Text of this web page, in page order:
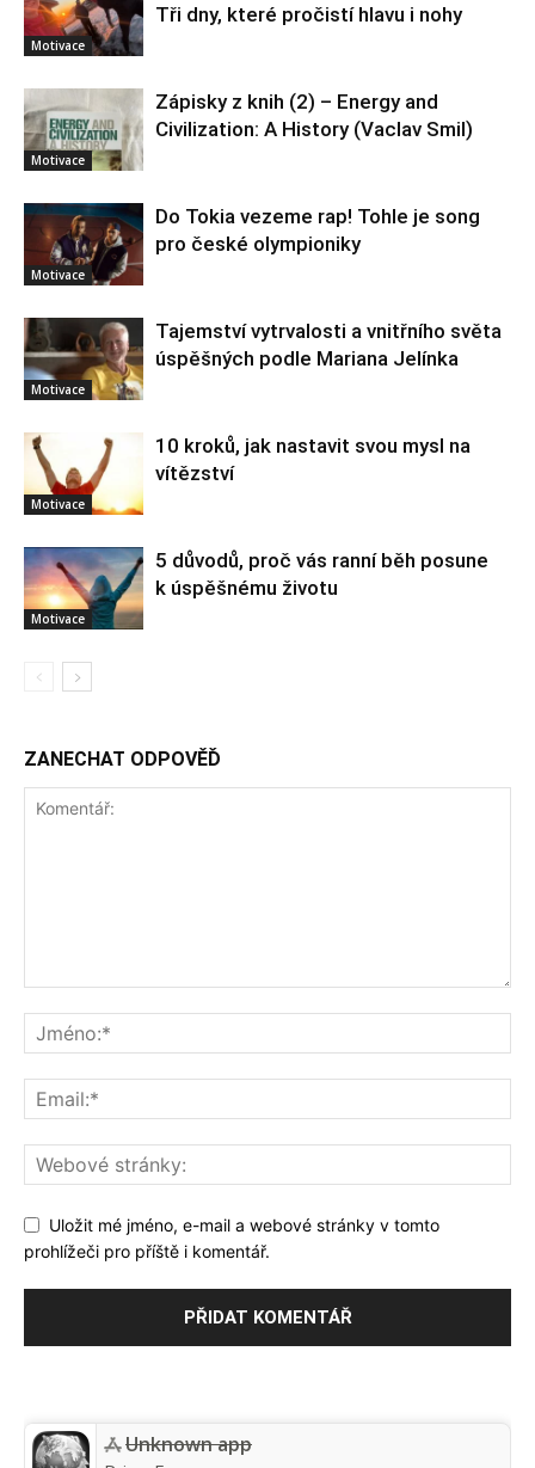
Motivace
Tři dny, které pročistí hlavu i nohy
Motivace
Zápisky z knih (2) – Energy and
Civilization: A History (Vaclav Smil)
Motivace
Do Tokia vezeme rap! Tohle je song
pro české olympioniky
Motivace
Tajemství vytrvalosti a vnitřního světa
úspěšných podle Mariana Jelínka
Motivace
10 kroků, jak nastavit svou mysl na
vítězství
Motivace
5 důvodů, proč vás ranní běh posune
k úspěšnému životu
ZANECHAT ODPOVĚĎ
Uložit mé jméno, e-mail a webové stránky v tomto
prohlížeči pro příště i komentář.
Unknown app